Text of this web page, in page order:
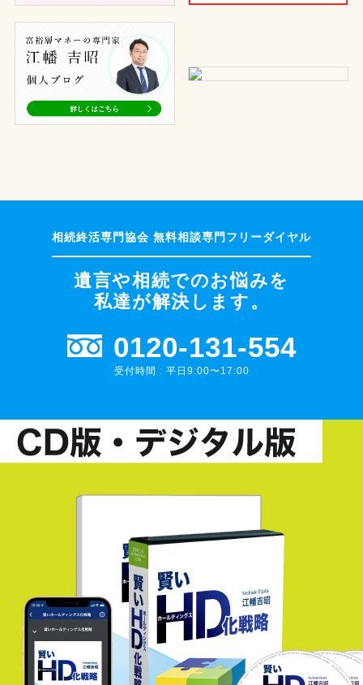
遺言や相続でのお悩みを
私達が解決します。
0120-131-554
受付時間 : 平日9:00〜17:00